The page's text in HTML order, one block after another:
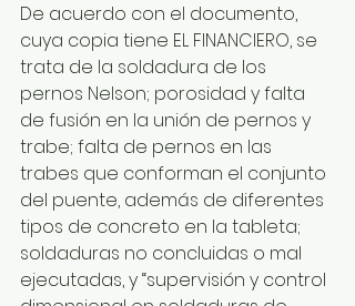
De acuerdo con el documento,
cuya copia tiene EL FINANCIERO, se
trata de la soldadura de los
pernos Nelson; porosidad y falta
de fusión en la unión de pernos y
trabe; falta de pernos en las
trabes que conforman el conjunto
del puente, además de diferentes
tipos de concreto en la tableta;
soldaduras no concluidas o mal
ejecutadas, y “supervisión y control